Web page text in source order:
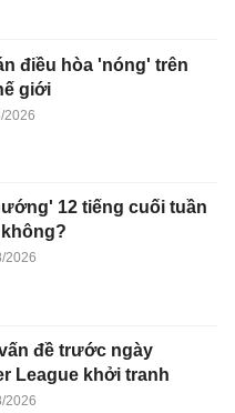
điều hòa 'nóng' trên
giới
2026
12 tiếng cuối tuần
2026
đề trước ngày
League khởi tranh
2026